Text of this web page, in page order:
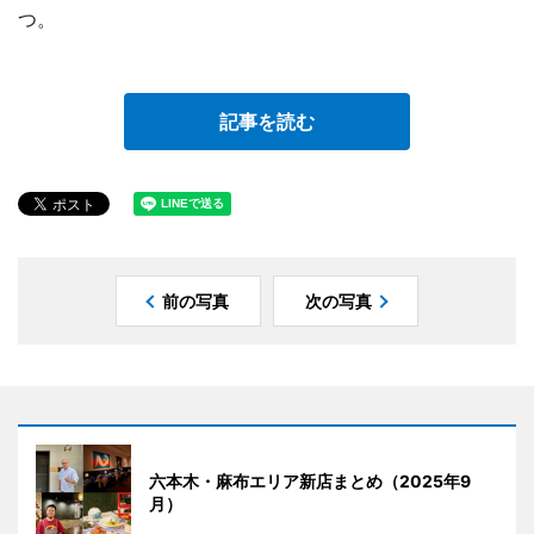
つ。
記事を読む
前の写真 次の写真
六本木・麻布エリア新店まとめ（2025年9
月）